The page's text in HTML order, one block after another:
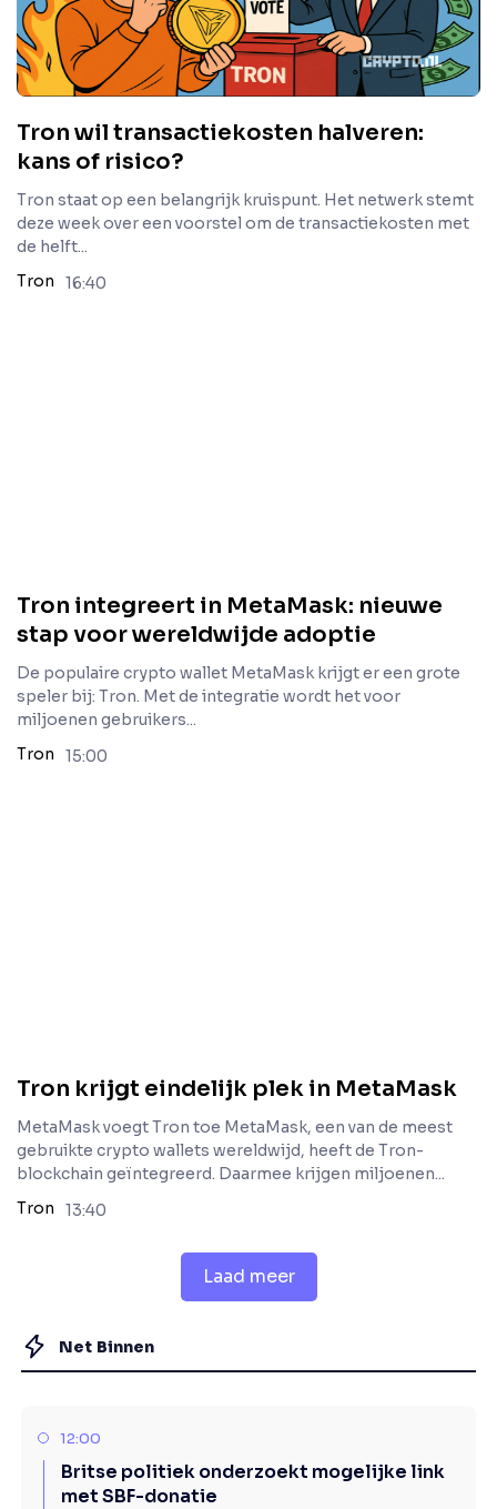
Tron wil transactiekosten halveren:
kans of risico?
Tron staat op een belangrijk kruispunt. Het netwerk stemt
deze week over een voorstel om de transactiekosten met
de helft...
Tron
16:40
Tron integreert in MetaMask: nieuwe
stap voor wereldwijde adoptie
De populaire crypto wallet MetaMask krijgt er een grote
speler bij: Tron. Met de integratie wordt het voor
miljoenen gebruikers...
Tron
15:00
Tron krijgt eindelijk plek in MetaMask
MetaMask voegt Tron toe MetaMask, een van de meest
gebruikte crypto wallets wereldwijd, heeft de Tron-
blockchain geïntegreerd. Daarmee krijgen miljoenen...
Tron
13:40
Laad meer
Net Binnen
12:00
Britse politiek onderzoekt mogelijke link
met SBF-donatie